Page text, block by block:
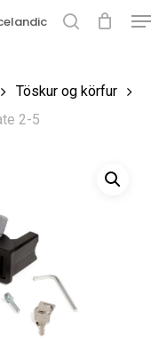
Loka
Töskur og körfur
2-5